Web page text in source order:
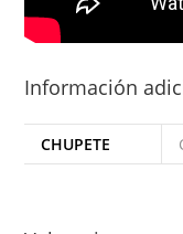
Información
CHUPETE